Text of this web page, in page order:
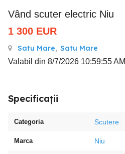
Vând scuter electric Niu
1 300 EUR
Satu Mare, Satu Mare
Valabil din 8/7/2026 10:59:55 AM
Specificații
Categoria Scutere
Marca Niu